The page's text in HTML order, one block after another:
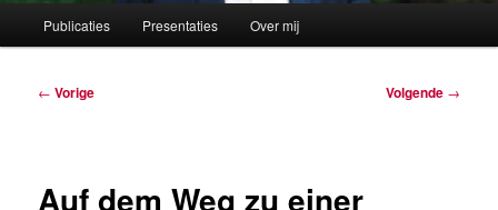
Publicaties Presentaties Over mij
Berichtnavigatie
← Vorige Volgende →
Auf dem Weg zu einer